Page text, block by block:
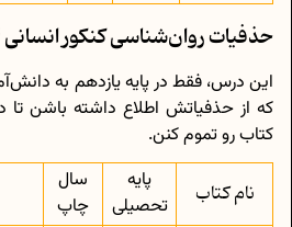
حذفیات روا‌ن‌شناسی کنکور انسانی 1404
این درس، فقط در پایه یازدهم به
که از حذفیاتش اطلاع داشته باشن تا
کتاب رو تموم کنن.
نام کتاب
پایه
تحصیلی
سال
چاپ